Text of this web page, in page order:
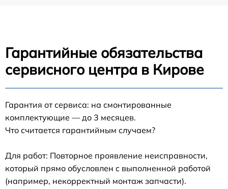
Гарантийные обязательства
сервисного центра в Кирове
Гарантия от сервиса: на смонтированные
комплектующие — до 3 месяцев.
Что считается гарантийным случаем?
Для работ: Повторное проявление неисправности,
который прямо обусловлен с выполненной работой
(например, некорректный монтаж запчасти).